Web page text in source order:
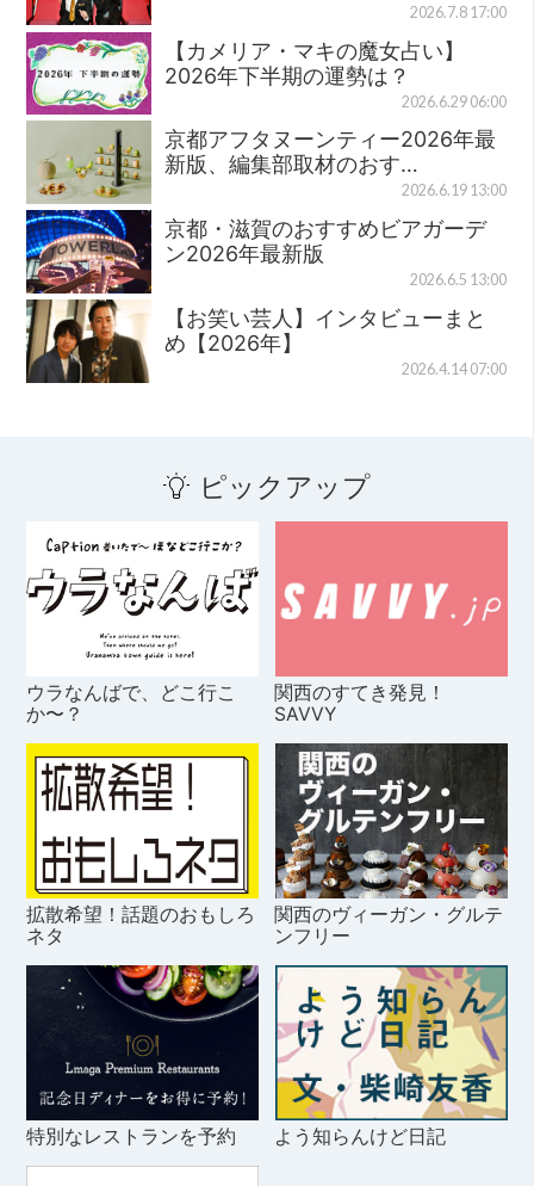
2026.7.8 17:00
【カメリア・マキの魔女占い】
2026年下半期の運勢は？
2026.6.29 06:00
京都アフタヌーンティー2026年最
新版、編集部取材のおす…
2026.6.19 13:00
京都・滋賀のおすすめビアガーデ
ン2026年最新版
2026.6.5 13:00
【お笑い芸人】インタビューまと
め【2026年】
2026.4.14 07:00
ピックアップ
ウラなんばで、どこ行こ
か〜？
関西のすてき発見！
SAVVY
拡散希望！話題のおもしろ
ネタ
関西のヴィーガン・グルテ
ンフリー
特別なレストランを予約 よう知らんけど日記